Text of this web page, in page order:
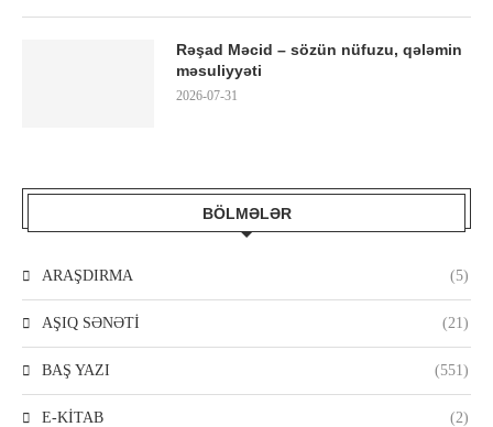
Rəşad Məcid – sözün nüfuzu, qələmin
məsuliyyəti
2026-07-31
BÖLMƏLƏR
ARAŞDIRMA (5)
AŞIQ SƏNƏTİ (21)
BAŞ YAZI (551)
E-KİTAB (2)